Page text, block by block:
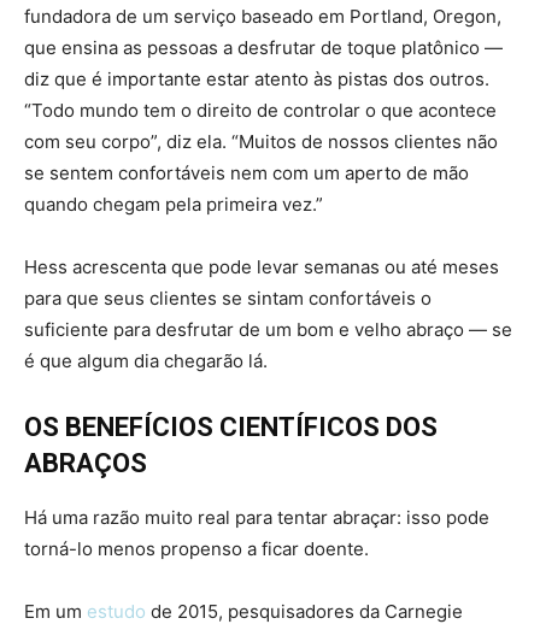
fundadora de um serviço baseado em Portland, Oregon,
que ensina as pessoas a desfrutar de toque platônico —
diz que é importante estar atento às pistas dos outros.
“Todo mundo tem o direito de controlar o que acontece
com seu corpo”, diz ela. “Muitos de nossos clientes não
se sentem confortáveis nem com um aperto de mão
quando chegam pela primeira vez.”
Hess acrescenta que pode levar semanas ou até meses
para que seus clientes se sintam confortáveis o
suficiente para desfrutar de um bom e velho abraço — se
é que algum dia chegarão lá.
OS BENEFÍCIOS CIENTÍFICOS DOS
ABRAÇOS
Há uma razão muito real para tentar abraçar: isso pode
torná-lo menos propenso a ficar doente.
Em um estudo de 2015, pesquisadores da Carnegie